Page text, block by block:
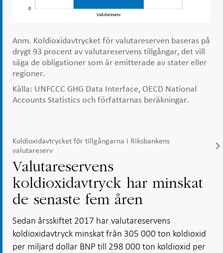
Anm. Koldioxidavtrycket för valutareserven baseras på
drygt 93 procent av valutareservens tillgångar, det vill
säga de obligationer som är emitterade av stater eller
regioner.
Källa: UNFCCC GHG Data Interface, OECD National
Accounts Statistics och författarnas beräkningar.
Koldioxidavtrycket för tillgångarna i Riksbankens
valutareserv
Valutareservens
koldioxidavtryck har minskat
de senaste fem åren
Sedan årsskiftet 2017 har valutareservens
koldioxidavtryck minskat från 305 000 ton koldioxid
per miljard dollar BNP till 298 000 ton koldioxid per